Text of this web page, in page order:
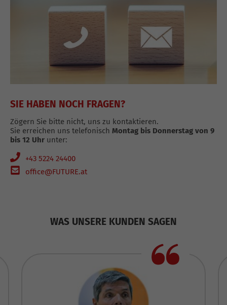
SIE HABEN NOCH FRAGEN?
Zögern Sie bitte nicht, uns zu kontaktieren.
Sie erreichen uns telefonisch Montag bis Donnerstag von 9
bis 12 Uhr unter:
+43 5224 24400
office@FUTURE.at
WAS UNSERE KUNDEN SAGEN